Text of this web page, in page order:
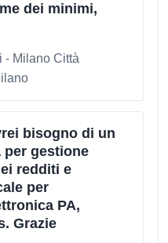
dei minimi,
- Milano Città
bisogno di un
gestione
redditi e
per
PA,
Grazie